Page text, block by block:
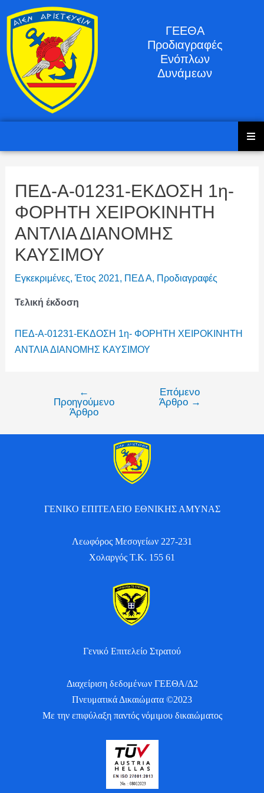
ΓΕΕΘΑ
Προδιαγραφές
Ενόπλων
Δυνάμεων
ΠΕΔ-Α-01231-ΕΚΔΟΣΗ 1η-
ΦΟΡΗΤΗ ΧΕΙΡΟΚΙΝΗΤΗ
ΑΝΤΛΙΑ ΔΙΑΝΟΜΗΣ
ΚΑΥΣΙΜΟΥ
Εγκεκριμένες, Έτος 2021, ΠΕΔ Α, Προδιαγραφές
Τελική έκδοση
ΠΕΔ-Α-01231-ΕΚΔΟΣΗ 1η- ΦΟΡΗΤΗ ΧΕΙΡΟΚΙΝΗΤΗ
ΑΝΤΛΙΑ ΔΙΑΝΟΜΗΣ ΚΑΥΣΙΜΟΥ
←
Προηγούμενο
Άρθρο
Επόμενο
Άρθρο →
ΓΕΝΙΚΟ ΕΠΙΤΕΛΕΙΟ ΕΘΝΙΚΗΣ ΑΜΥΝΑΣ
Λεωφόρος Μεσογείων 227-231
Χολαργός Τ.Κ. 155 61
Γενικό Επιτελείο Στρατού
Διαχείριση δεδομένων ΓΕΕΘΑ/Δ2
Πνευματικά Δικαιώματα ©2023
Με την επιφύλαξη παντός νόμιμου δικαιώματος